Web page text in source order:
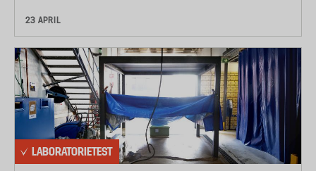
samt hur det är att öppna och stänga med en hand
Hur enkelt muggen och locket är att rengöra med
en diskborste
23 APRIL
LABORATORIETEST